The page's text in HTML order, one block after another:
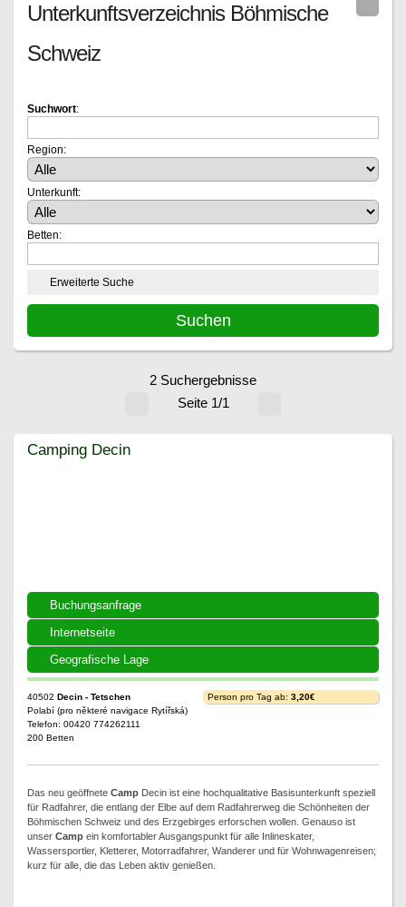
Unterkunftsverzeichnis Böhmische
Schweiz
Suchwort:
Region:
Unterkunft:
Betten:
Erweiterte Suche
2 Suchergebnisse
Seite 1/1
Camping Decin
Buchungsanfrage
Internetseite
Geografische Lage
Camping Decin
40502 Decin - Tetschen
Polabí (pro některé navigace Rytířská)
Telefon: 00420 774262111
200 Betten
Person pro Tag ab: 3,20€
Das neu geöffnete Camp Decin ist eine hochqualitative Basisunterkunft speziell
für Radfahrer, die entlang der Elbe auf dem Radfahrerweg die Schönheiten der
Böhmischen Schweiz und des Erzgebirges erforschen wollen. Genauso ist
unser Camp ein komfortabler Ausgangspunkt für alle Inlineskater,
Wassersportler, Kletterer, Motorradfahrer, Wanderer und für Wohnwagenreisen;
kurz für alle, die das Leben aktiv genießen.